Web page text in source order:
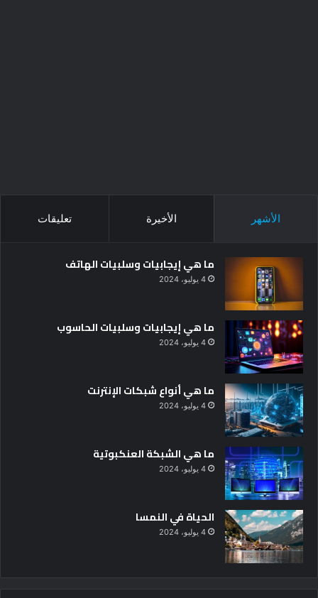
الأشهر الأخيرة تعليقات
ما هي إيجابيات وسلبيات الهاتف
4 يوليو، 2024
ما هي إيجابيات وسلبيات الحاسوب
4 يوليو، 2024
ما هي أنواع شبكات الإنترنت
4 يوليو، 2024
ما هي الشبكة العنكبوتية
4 يوليو، 2024
الحياة في النمسا
4 يوليو، 2024